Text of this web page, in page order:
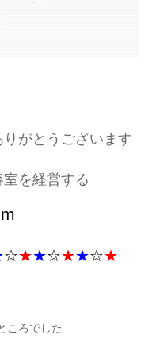
がとうございます
を経営する
☆★★☆★★☆★
ころでした